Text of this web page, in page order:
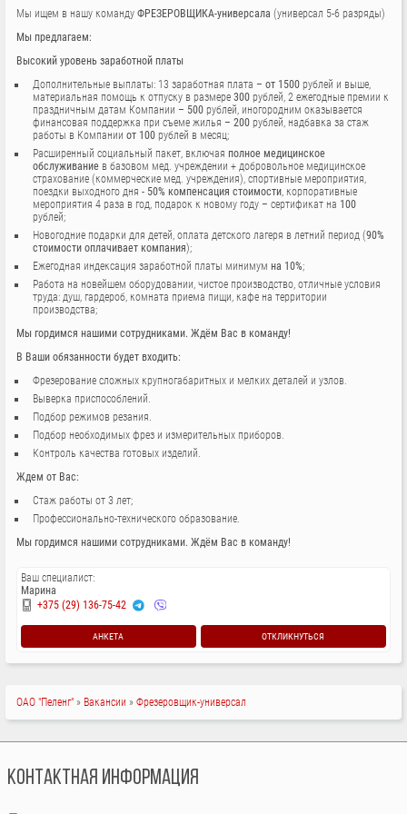
Мы ищем в нашу команду ФРЕЗЕРОВЩИКА-универсала (универсал 5-6 разряды)
Мы предлагаем:
Высокий уровень заработной платы
Дополнительные выплаты: 13 заработная плата – от 1500 рублей и выше,
материальная помощь к отпуску в размере 300 рублей, 2 ежегодные премии к
праздничным датам Компании – 500 рублей, иногородним оказывается
финансовая поддержка при съеме жилья – 200 рублей, надбавка за стаж
работы в Компании от 100 рублей в месяц;
Расширенный социальный пакет, включая полное медицинское
обслуживание в базовом мед. учреждении + добровольное медицинское
страхование (коммерческие мед. учреждения), спортивные мероприятия,
поездки выходного дня - 50% компенсация стоимости, корпоративные
мероприятия 4 раза в год, подарок к новому году – сертификат на 100
рублей;
Новогодние подарки для детей, оплата детского лагеря в летний период (90%
стоимости оплачивает компания);
Ежегодная индексация заработной платы минимум на 10%;
Работа на новейшем оборудовании, чистое производство, отличные условия
труда: душ, гардероб, комната приема пищи, кафе на территории
производства;
Мы гордимся нашими сотрудниками. Ждём Вас в команду!
В Ваши обязанности будет входить:
Фрезерование сложных крупногабаритных и мелких деталей и узлов.
Выверка приспособлений.
Подбор режимов резания.
Подбор необходимых фрез и измерительных приборов.
Контроль качества готовых изделий.
Ждем от Вас:
Стаж работы от 3 лет;
Профессионально-технического образование.
Мы гордимся нашими сотрудниками. Ждём Вас в команду!
Ваш специалист:
Марина
+375 (29) 136-75-42
АНКЕТА ОТКЛИКНУТЬСЯ
СТРОКА
ОАО "Пеленг" Вакансии Фрезеровщик-универсал
КОНТАКТНАЯ ИНФОРМАЦИЯ